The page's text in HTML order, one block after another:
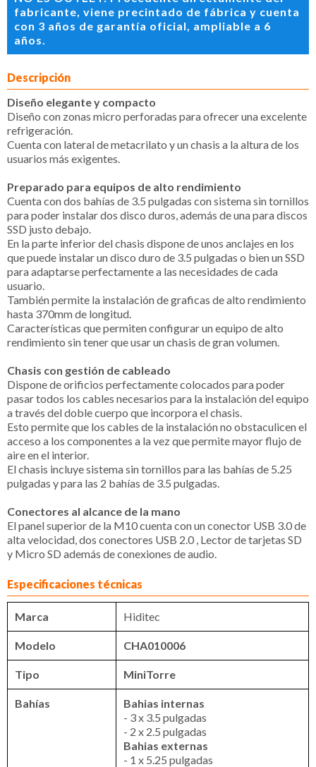
fabricante, viene precintado de fábrica y cuenta
con 3 años de garantía oficial, ampliable a 6
años.
Descripción
Diseño elegante y compacto
Diseño con zonas micro perforadas para ofrecer una excelente
refrigeración.
Cuenta con lateral de metacrilato y un chasis a la altura de los
usuarios más exigentes.
Preparado para equipos de alto rendimiento
Cuenta con dos bahías de 3.5 pulgadas con sistema sin tornillos
para poder instalar dos disco duros, además de una para discos
SSD justo debajo.
En la parte inferior del chasis dispone de unos anclajes en los
que puede instalar un disco duro de 3.5 pulgadas o bien un SSD
para adaptarse perfectamente a las necesidades de cada
usuario.
También permite la instalación de graficas de alto rendimiento
hasta 370mm de longitud.
Características que permiten configurar un equipo de alto
rendimiento sin tener que usar un chasis de gran volumen.
Chasis con gestión de cableado
Dispone de orificios perfectamente colocados para poder
pasar todos los cables necesarios para la instalación del equipo
a través del doble cuerpo que incorpora el chasis.
Esto permite que los cables de la instalación no obstaculicen el
acceso a los componentes a la vez que permite mayor flujo de
aire en el interior.
El chasis incluye sistema sin tornillos para las bahías de 5.25
pulgadas y para las 2 bahías de 3.5 pulgadas.
Conectores al alcance de la mano
El panel superior de la M10 cuenta con un conector USB 3.0 de
alta velocidad, dos conectores USB 2.0 , Lector de tarjetas SD
y Micro SD además de conexiones de audio.
Especificaciones técnicas
Marca Hiditec
Modelo CHA010006
Tipo MiniTorre
Bahías
Bahias internas
- 3 x 3.5 pulgadas
- 2 x 2.5 pulgadas
Bahias externas
- 1 x 5.25 pulgadas